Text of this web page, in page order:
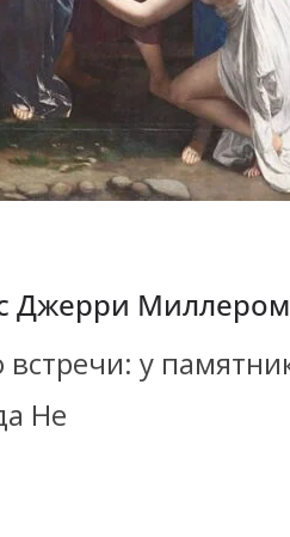
Джерри Миллером
у
Не